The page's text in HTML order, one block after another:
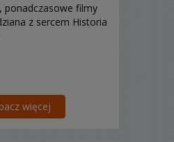
ponadczasowe filmy
z sercem Historia
więcej